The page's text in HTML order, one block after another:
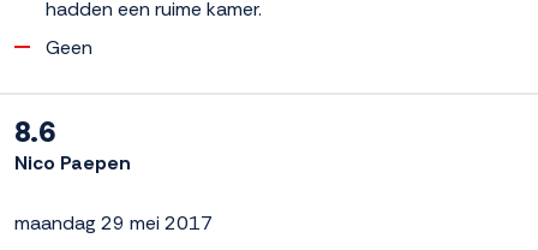
hadden een ruime kamer.
Geen
8.6
Nico Paepen
maandag 29 mei 2017